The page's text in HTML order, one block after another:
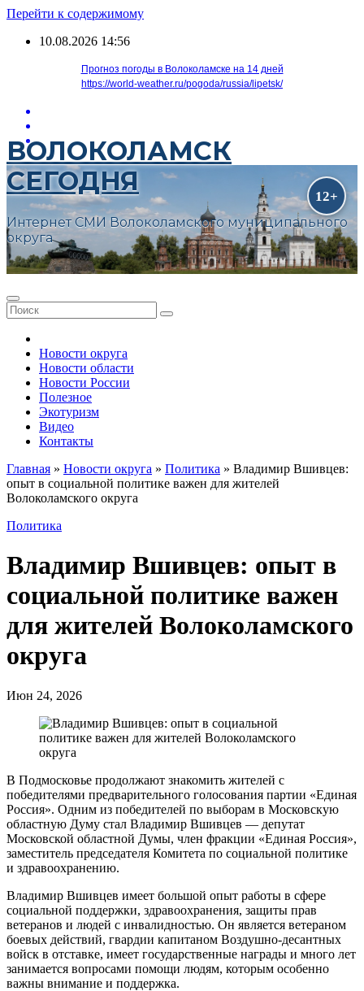
Перейти к содержимому
10.08.2026 14:56
Прогноз погоды в Волоколамске на 14 дней
https://world-weather.ru/pogoda/russia/lipetsk/
ВОЛОКОЛАМСК
СЕГОДНЯ
Интернет СМИ Волоколамского муниципального
округа
Новости округа
Новости области
Новости России
Полезное
Экотуризм
Видео
Контакты
Главная » Новости округа » Политика » Владимир Вшивцев:
опыт в социальной политике важен для жителей
Волоколамского округа
Политика
Владимир Вшивцев: опыт в
социальной политике важен
для жителей Волоколамского
округа
Июн 24, 2026
В Подмосковье продолжают знакомить жителей с
победителями предварительного голосования партии «Единая
Россия». Одним из победителей по выборам в Московскую
областную Думу стал Владимир Вшивцев — депутат
Московской областной Думы, член фракции «Единая Россия»,
заместитель председателя Комитета по социальной политике
и здравоохранению.
Владимир Вшивцев имеет большой опыт работы в сфере
социальной поддержки, здравоохранения, защиты прав
ветеранов и людей с инвалидностью. Он является ветераном
боевых действий, гвардии капитаном Воздушно-десантных
войск в отставке, имеет государственные награды и много лет
занимается вопросами помощи людям, которым особенно
важны внимание и поддержка.